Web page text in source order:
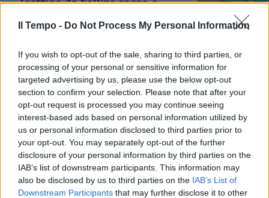
Il Tempo - Do Not Process My Personal Information
If you wish to opt-out of the sale, sharing to third parties, or
processing of your personal or sensitive information for
targeted advertising by us, please use the below opt-out
section to confirm your selection. Please note that after your
opt-out request is processed you may continue seeing
interest-based ads based on personal information utilized by
us or personal information disclosed to third parties prior to
your opt-out. You may separately opt-out of the further
disclosure of your personal information by third parties on the
IAB’s list of downstream participants. This information may
also be disclosed by us to third parties on the IAB’s List of
Downstream Participants that may further disclose it to other
aspettarsi per il controesodo
TRAFFICO PARALIZZATO
Il weekend nero sulle
autostrade è arrivato: il giorno
peggiore dell'estate
09/08/2024
TRAFFICO
Primo weekend d'agosto da